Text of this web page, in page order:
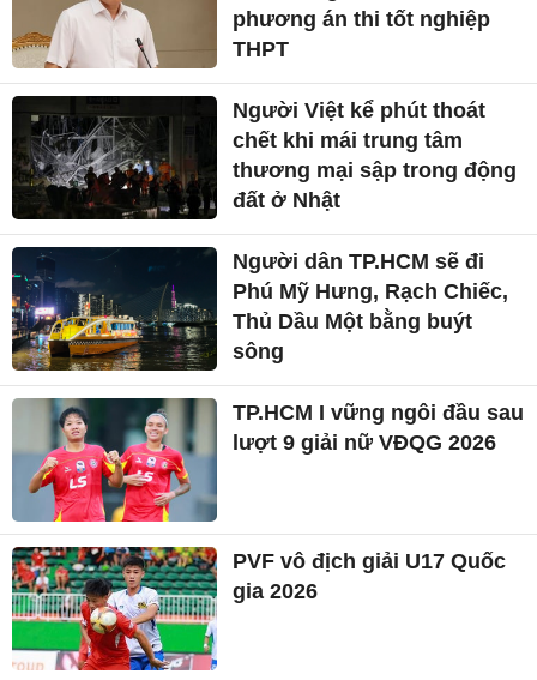
phương án thi tốt nghiệp
THPT
Người Việt kể phút thoát
chết khi mái trung tâm
thương mại sập trong động
đất ở Nhật
Người dân TP.HCM sẽ đi
Phú Mỹ Hưng, Rạch Chiếc,
Thủ Dầu Một bằng buýt
sông
TP.HCM I vững ngôi đầu sau
lượt 9 giải nữ VĐQG 2026
PVF vô địch giải U17 Quốc
gia 2026